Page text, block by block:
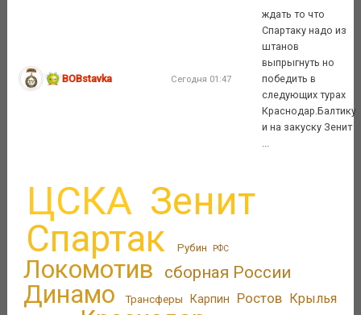
BOBstavka Сегодня 01:47
ждать то что
Спартаку надо из
штанов
выпрыгнуть но
победить в
следующих турах
Краснодар.Балтику
и на закуску Зенит
ЦСКА Зенит
Спартак Рубин РФС
Локомотив сборная России
Динамо Трансферы Карпин Ростов
Крылья